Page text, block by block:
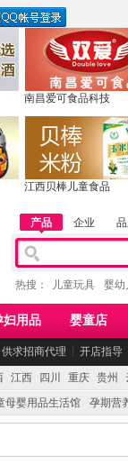
南昌爱可食品科技
江西贝棒儿童食品
产品 企业
热搜： 儿童玩具 婴幼
妇用品 婴童店
供求招商代理 ┆ 开店指导
江西 四川 重庆 贵州
母婴用品生活馆 孕期营